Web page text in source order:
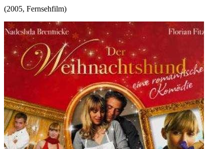
(2005, Fernsehfilm)